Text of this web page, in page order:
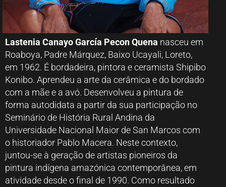
Lastenia Canayo García Pecon Quena nasceu em
Roaboya, Padre Márquez, Baixo Ucayali, Loreto,
em 1962. É bordadeira, pintora e ceramista Shipibo
Konibo. Aprendeu a arte da cerâmica e do bordado
com a mãe e a avó. Desenvolveu a pintura de
forma autodidata a partir da sua participação no
Seminário de História Rural Andina da
Universidade Nacional Maior de San Marcos com
o historiador Pablo Macera. Neste contexto,
juntou-se à geração de artistas pioneiros da
pintura indígena amazónica contemporânea, em
atividade desde o final de 1990. Como resultado